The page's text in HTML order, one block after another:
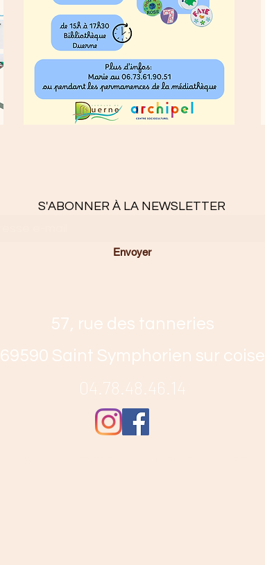
S'ABONNER À LA NEWSLETTER
Envoyer
57, rue des tanneries
69590 Saint Symphorien sur coise
04.78.48.46.14